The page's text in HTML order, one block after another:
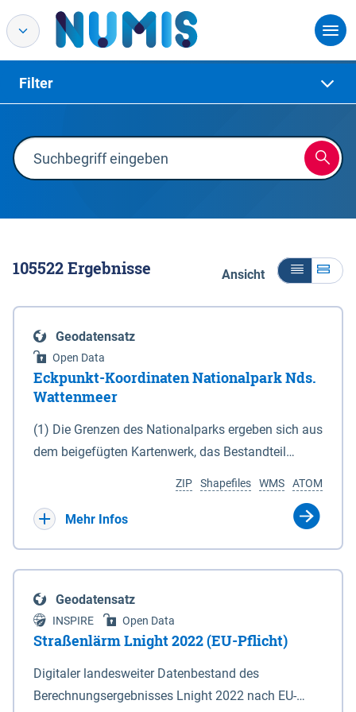
Filter
105522Ergebnisse Ansicht
Geodatensatz
Open Data
Eckpunkt-Koordinaten Nationalpark Nds.
Wattenmeer
(1) Die Grenzen des Nationalparks ergeben sich aus
dem beigefügten Kartenwerk, das Bestandteil
(DTK) im Maßstab 1 : 100 000 (Anlage 2), 2.
verkleinerte Amtliche Karte 1 : 5 000 (AK5) im
projizierte Koordinaten im Europäischen
Terrestrischen Referenzsystem 1989 (ETRS 89) mit
der Universalen Transversalen Mercator-Abbildung
bezogen auf die Zone 32 N (UTM 32N) dargestellt
(Anlage 4); Gleiches gilt für die geografischen
ATOM
WMS
Shapefiles
ZIP
Mehr Infos
Geodatensatz
INSPIRE Open Data
Straßenlärm Lnight 2022 (EU-Pflicht)
Digitaler landesweiter Datenbestand des
Berechnungsergebnisses Lnight 2022 nach EU-